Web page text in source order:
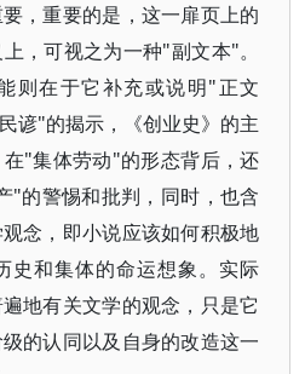
，重要的是，这一扉页上的
，可视之为一种"副文本"。
则在于它补充或说明"正文
谚"的揭示，《创业史》的主
"集体劳动"的形态背后，还
"的警惕和批判，同时，也含
念，即小说应该如何积极地
史和集体的命运想象。实际
地有关文学的观念，只是它
的认同以及自身的改造这一